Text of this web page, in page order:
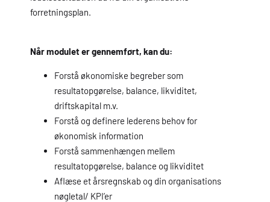
forretningsplan.
Når modulet er gennemført, kan du:
Forstå økonomiske begreber som
resultatopgørelse, balance, likviditet,
driftskapital m.v.
Forstå og definere lederens behov for
økonomisk information
Forstå sammenhængen mellem
resultatopgørelse, balance og likviditet
Aflæse et årsregnskab og din organisations
nøgletal/ KPI’er